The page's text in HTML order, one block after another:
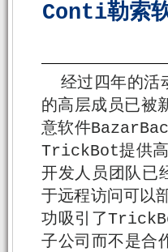
Conti勒索
经过四年的
的高层成员已被
意软件
TrickBot提供高
开发人员团队已
于远程访问可以
功吸引了
子公司而不是